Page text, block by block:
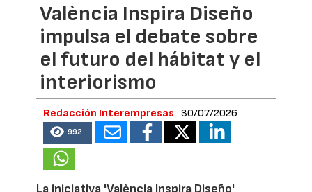
València Inspira Diseño
impulsa el debate sobre
el futuro del hábitat y el
interiorismo
Redacción Interempresas 30/07/2026
992
La iniciativa 'València Inspira Diseño'